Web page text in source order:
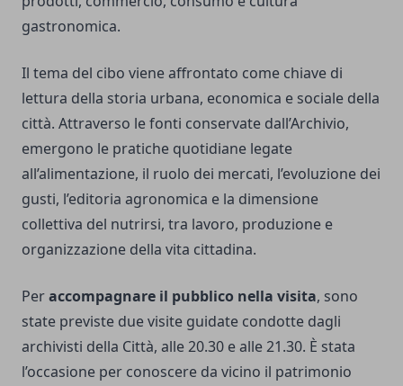
gastronomica.
Il tema del cibo viene affrontato come chiave di
lettura della storia urbana, economica e sociale della
città. Attraverso le fonti conservate dall’Archivio,
emergono le pratiche quotidiane legate
all’alimentazione, il ruolo dei mercati, l’evoluzione dei
gusti, l’editoria agronomica e la dimensione
collettiva del nutrirsi, tra lavoro, produzione e
organizzazione della vita cittadina.
Peraccompagnare il pubblico nella visita, sono
state previste due visite guidate condotte dagli
archivisti della Città, alle 20.30 e alle 21.30. È stata
l’occasione per conoscere da vicino il patrimonio